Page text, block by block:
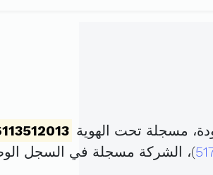
مسجلة تحت الهوية
)، الشركة مسجلة في السجل